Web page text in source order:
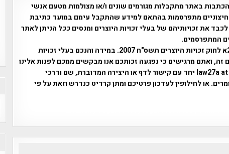
באתר מתקבלות מגורמים שונים ו/או מצולמות מטעם אנשי
מתפרסמות בהתאם למידע שהתקבל עימם במועד כתיבת
את זכויותיהם של בעלי זכויות היוצרים ומנסים ככל הניתן לאתר
המתפרסמים.
השימוש נעשה על פי עדכון 5 לסעיף 27א לחוק זכויות היוצרים תשס"ח 2007. במידה והנכם בעלי זכויות
זה, ואתם מרגישים כי נפגעה זכותכם אנו מבקשים ממכם לפנות אלינו
באמצעות דואר אלקטרוני law27a at mapah.co.il יחד עם קישור לדף או היצירה המדוברת, שם ודרכי
או לחילופין לעדכון פרטיכם ומתן קרדיט כנדרש וזאת על פי